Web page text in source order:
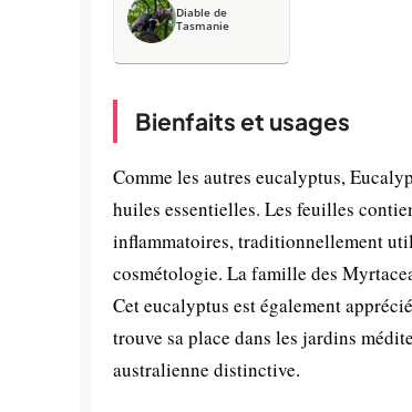
Diable de
Tasmanie
Bienfaits et usages
Comme les autres eucalyptus,
huiles essentielles. Les feuilles
inflammatoires, traditionnellement
cosmétologie. La famille des
Cet eucalyptus est également
trouve sa place dans les jardins
australienne distinctive.